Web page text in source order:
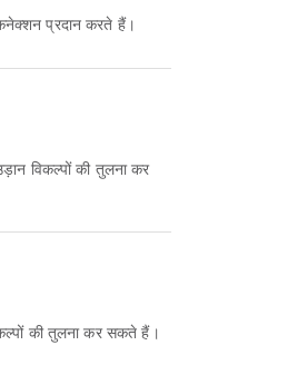
कनेक्शन प्रदान करते हैं।
की तुलना कर सकते हैं।